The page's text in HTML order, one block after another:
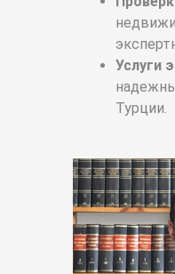
Услуги
Турции.